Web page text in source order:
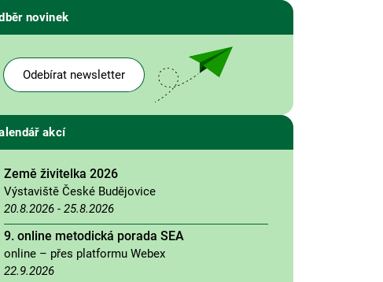
novinek
Odebírat newsletter
akcí
Země živitelka 2026
Výstaviště České Budějovice
20.8.2026 - 25.8.2026
9. online metodická porada SEA
online – přes platformu Webex
22.9.2026